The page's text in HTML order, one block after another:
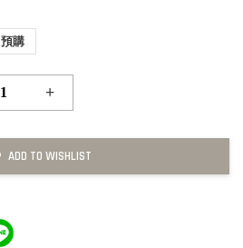
預購
+
ADD TO WISHLIST